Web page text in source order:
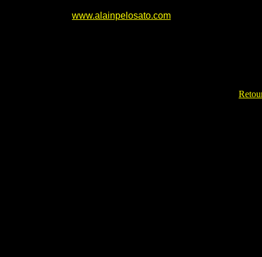
www.alainpelosato.com